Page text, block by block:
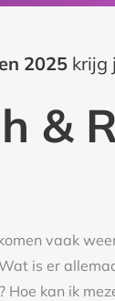
2025krijg
&
vaak
is er
kan ik